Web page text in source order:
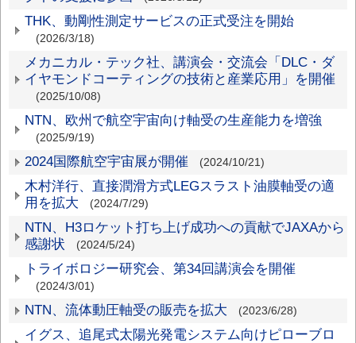
機
THK、動剛性測定サービスの正式受注を開始
(2026/3/18)
メカニカル・テック社、講演会・交流会「DLC・ダ
イヤモンドコーティングの技術と産業応用」を開催
(2025/10/08)
NTN、欧州で航空宇宙向け軸受の生産能力を増強
(2025/9/19)
2024国際航空宇宙展が開催 (2024/10/21)
木村洋行、直接潤滑方式LEGスラスト油膜軸受の適
用を拡大
(2024/7/29)
NTN、H3ロケット打ち上げ成功への貢献でJAXAから
感謝状
(2024/5/24)
トライボロジー研究会、第34回講演会を開催
(2024/3/01)
NTN、流体動圧軸受の販売を拡大 (2023/6/28)
イグス、追尾式太陽光発電システム向けピローブロ